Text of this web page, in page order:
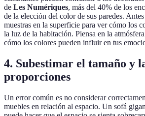
de Les Numériques, más del 40% de los
de la elección del color de sus paredes.
muestras en la superficie para ver cómo los
la luz de la habitación. Piensa en la
cómo los colores pueden influir en tus
4. Subestimar el tamaño y
proporciones
Un error común es no considerar
muebles en relación al espacio. Un sofá